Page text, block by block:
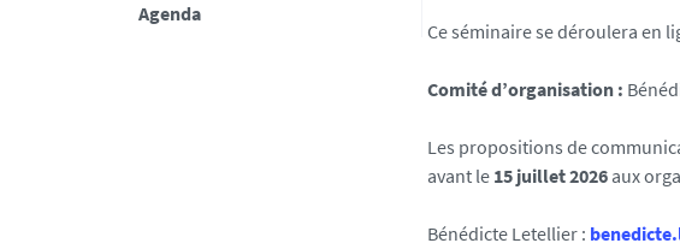
Agenda
s
Ce séminaire se déroulera en
Comité d’organisation :
Les propositions de
avant le 15 juillet 2026 aux
Bénédicte Letellier :